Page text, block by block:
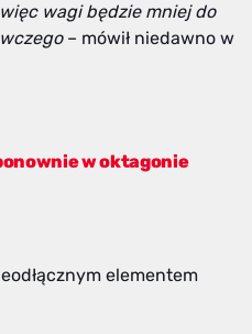
wagi będzie mniej do
– mówił niedawno w
w oktagonie
elementem